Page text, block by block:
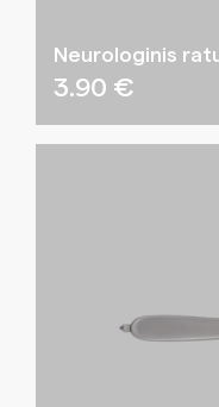
Neurologinis
3.90 €